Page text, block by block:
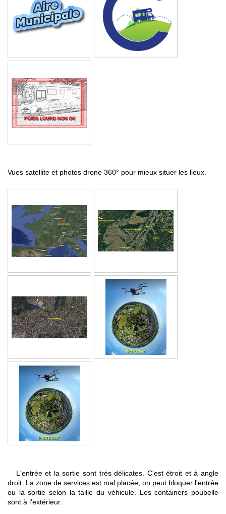
Vues satellite et photos drone 360° pour mieux situer les lieux.
L'entrée et la sortie sont très délicates. C'est étroit et à angle
droit. La zone de services est mal placée, on peut bloquer l'entrée
ou la sortie selon la taille du véhicule. Les containers poubelle
sont à l'extérieur.